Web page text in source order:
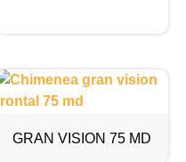
GRAN VISION 75 MD